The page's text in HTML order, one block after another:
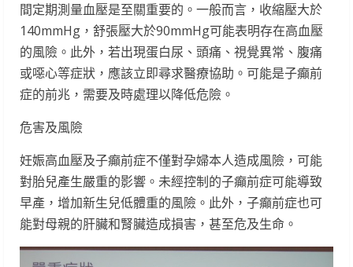
間定期測量血壓是至關重要的。一般而言，收縮壓大於
140mmHg，舒張壓大於90mmHg可能表明存在高血壓
的風險。此外，若出現蛋白尿、頭痛、視覺異常、腹痛
或噁心等症狀，應該立即尋求醫療協助。可能是子癲前
症的前兆，需要及時處理以降低危險。
危害及風險
妊娠高血壓及子癲前症不僅對孕婦本人造成風險，可能
對胎兒產生嚴重的影響。未經控制的子癲前症可能導致
早產，增加新生兒低體重的風險。此外，子癲前症也可
能對母親的肝臟和腎臟造成損害，甚至危及生命。